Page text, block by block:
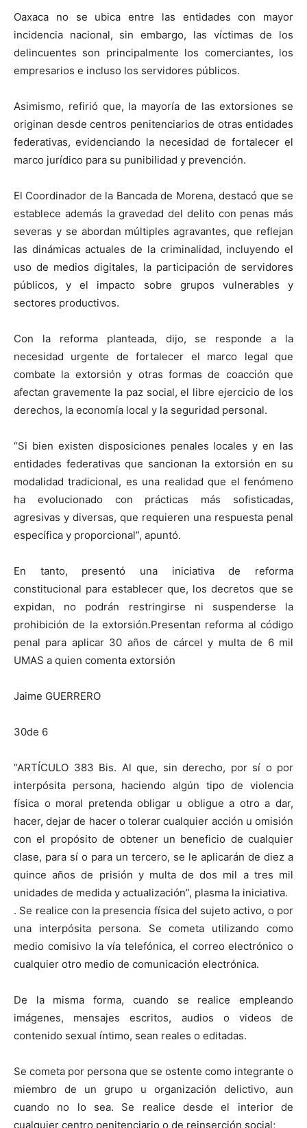
Oaxaca no se ubica entre las entidades con mayor
incidencia nacional, sin embargo, las víctimas de los
delincuentes son principalmente los comerciantes, los
empresarios e incluso los servidores públicos.
Asimismo, refirió que, la mayoría de las extorsiones se
originan desde centros penitenciarios de otras entidades
federativas, evidenciando la necesidad de fortalecer el
marco jurídico para su punibilidad y prevención.
El Coordinador de la Bancada de Morena, destacó que se
establece además la gravedad del delito con penas más
severas y se abordan múltiples agravantes, que reflejan
las dinámicas actuales de la criminalidad, incluyendo el
uso de medios digitales, la participación de servidores
públicos, y el impacto sobre grupos vulnerables y
sectores productivos.
Con la reforma planteada, dijo, se responde a la
necesidad urgente de fortalecer el marco legal que
combate la extorsión y otras formas de coacción que
afectan gravemente la paz social, el libre ejercicio de los
derechos, la economía local y la seguridad personal.
“Si bien existen disposiciones penales locales y en las
entidades federativas que sancionan la extorsión en su
modalidad tradicional, es una realidad que el fenómeno
ha evolucionado con prácticas más sofisticadas,
agresivas y diversas, que requieren una respuesta penal
específica y proporcional”, apuntó.
En tanto, presentó una iniciativa de reforma
constitucional para establecer que, los decretos que se
expidan, no podrán restringirse ni suspenderse la
prohibición de la extorsión.Presentan reforma al código
penal para aplicar 30 años de cárcel y multa de 6 mil
UMAS a quien comenta extorsión
Jaime GUERRERO
30de 6
“ARTÍCULO 383 Bis. Al que, sin derecho, por sí o por
interpósita persona, haciendo algún tipo de violencia
física o moral pretenda obligar u obligue a otro a dar,
hacer, dejar de hacer o tolerar cualquier acción u omisión
con el propósito de obtener un beneficio de cualquier
clase, para sí o para un tercero, se le aplicarán de diez a
quince años de prisión y multa de dos mil a tres mil
unidades de medida y actualización”, plasma la iniciativa.
. Se realice con la presencia física del sujeto activo, o por
una interpósita persona. Se cometa utilizando como
medio comisivo la vía telefónica, el correo electrónico o
cualquier otro medio de comunicación electrónica.
De la misma forma, cuando se realice empleando
imágenes, mensajes escritos, audios o videos de
contenido sexual íntimo, sean reales o editadas.
Se cometa por persona que se ostente como integrante o
miembro de un grupo u organización delictivo, aun
cuando no lo sea. Se realice desde el interior de
cualquier centro penitenciario o de reinserción social;